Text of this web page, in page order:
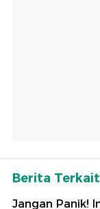
Berita Terkait
Jangan Panik!